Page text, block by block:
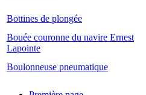
Bottines de plongée
Bouée couronne du navire Ernest
Lapointe
Boulonneuse pneumatique